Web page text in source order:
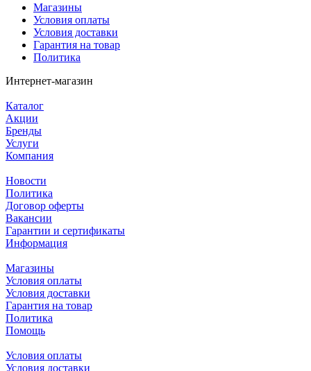
Магазины
Условия оплаты
Условия доставки
Гарантия на товар
Политика
Интернет-магазин
Каталог
Акции
Бренды
Услуги
Компания
Новости
Политика
Договор оферты
Вакансии
Гарантии и сертификаты
Информация
Магазины
Условия оплаты
Условия доставки
Гарантия на товар
Политика
Помощь
Условия оплаты
Условия доставки